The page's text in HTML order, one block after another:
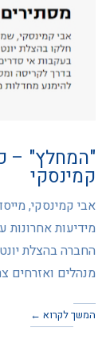
קמינסקי
מידיעות
החברה בהצלת
מנהלים ואזרחים
המשך לקרוא ←